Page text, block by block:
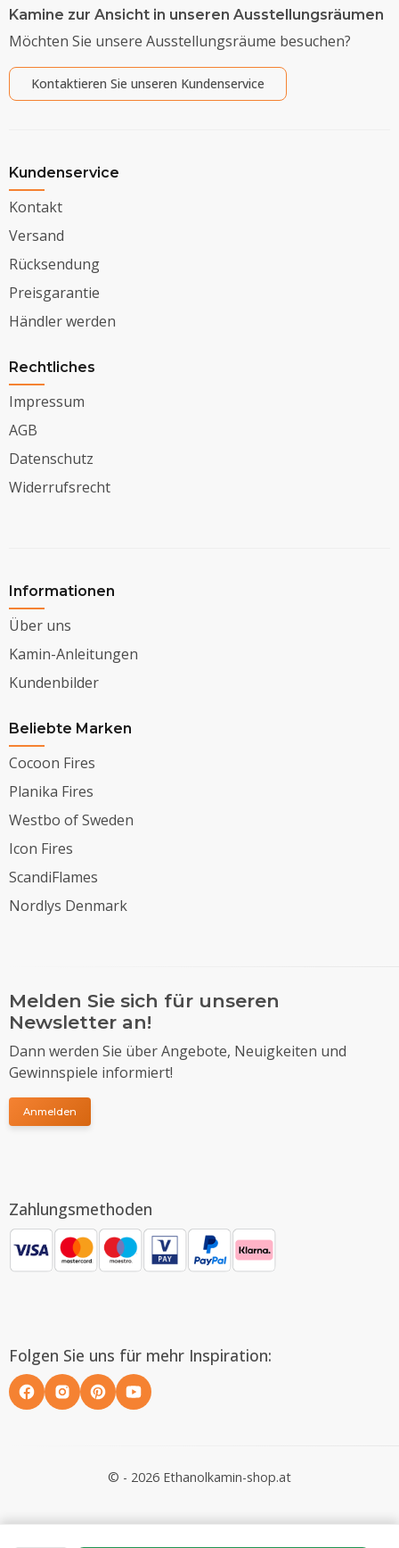
Kamine zur Ansicht in unseren Ausstellungsräumen
Möchten Sie unsere Ausstellungsräume besuchen?
Kontaktieren Sie unseren Kundenservice
Kundenservice
Kontakt
Versand
Rücksendung
Preisgarantie
Händler werden
Rechtliches
Impressum
AGB
Datenschutz
Widerrufsrecht
Informationen
Über uns
Kamin-Anleitungen
Kundenbilder
Beliebte Marken
Cocoon Fires
Planika Fires
Westbo of Sweden
Icon Fires
ScandiFlames
Nordlys Denmark
Melden Sie sich für unseren
Newsletter an!
Dann werden Sie über Angebote, Neuigkeiten und
Gewinnspiele informiert!
Anmelden
Zahlungsmethoden
Folgen Sie uns für mehr Inspiration:
© - 2026 Ethanolkamin-shop.at